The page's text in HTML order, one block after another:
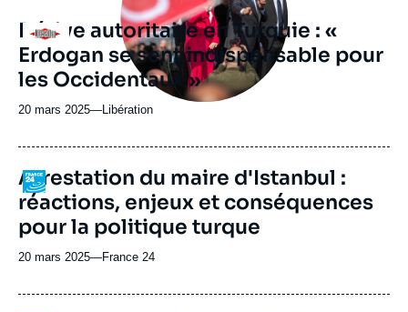
Logo
Dérive autoritaire en Turquie : «
Erdogan se sent indispensable pour
les Occidentaux »
20 mars 2025—Nom
journal,
ou
émission
Libération
Logo
Arrestation du maire d'Istanbul :
réactions, enjeux et conséquences
pour la politique turque
20 mars 2025—Nom
journal,
France 24